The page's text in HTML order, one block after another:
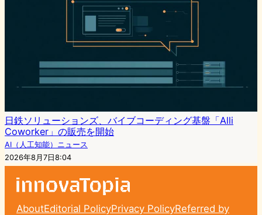
日鉄ソリューションズ、バイブコーディング基盤「Alli
Coworker」の販売を開始
AI（人工知能）ニュース
2026年8月7日8:04
AboutEditorial PolicyPrivacy PolicyReferred by